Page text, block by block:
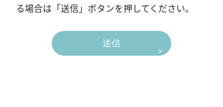
る場合は「送信」ボタンを押してください。